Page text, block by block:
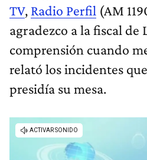
TV, Radio Perfil (AM
agradezco a la fiscal de
comprensión cuando
relató los incidentes
presidía su mesa.